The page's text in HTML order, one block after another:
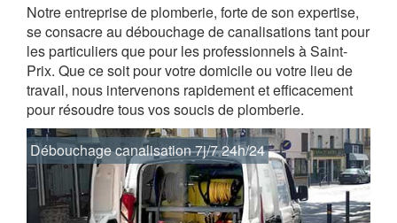
Notre entreprise de plomberie, forte de son expertise,
se consacre au débouchage de canalisations tant pour
les particuliers que pour les professionnels à Saint-
Prix. Que ce soit pour votre domicile ou votre lieu de
travail, nous intervenons rapidement et efficacement
pour résoudre tous vos soucis de plomberie.
Débouchage canalisation 7j/7 24h/24